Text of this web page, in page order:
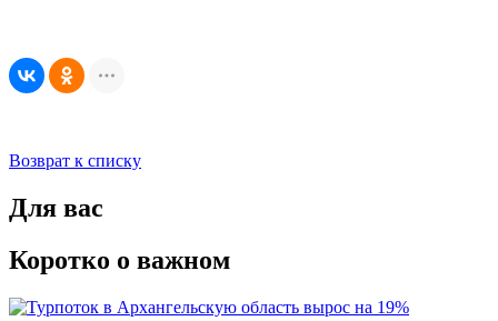
Возврат к списку
Для вас
Коротко о важном